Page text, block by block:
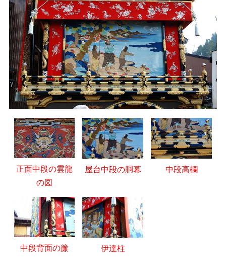
正面中段の雲龍
の図
屋台中段の胴幕 中段高欄
中段背面の簾 伊達柱